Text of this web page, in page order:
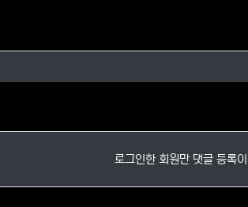
로그인한 회원만 댓글 등록